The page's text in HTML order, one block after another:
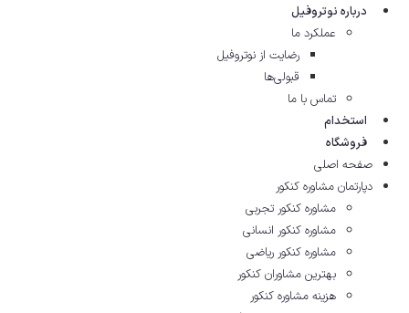
درباره نوتروفیل
عملکرد ما
رضایت از نوتروفیل
قبولی‌ها
تماس با ما
استخدام
فروشگاه
صفحه اصلی
دپارتمان مشاوره کنکور
مشاوره کنکور تجربی
مشاوره کنکور انسانی
مشاوره کنکور ریاضی
بهترین مشاوران کنکور
هزینه مشاوره کنکور